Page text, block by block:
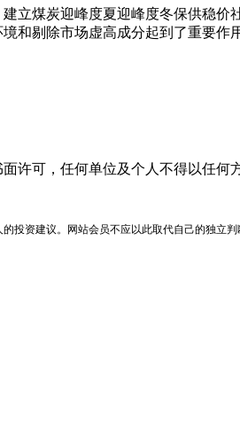
煤炭迎峰度夏迎峰度冬保供稳价
和剔除市场虚高成分起到了重要作
许可，任何单位及个人不得以任何
投资建议。网站会员不应以此取代自己的独立